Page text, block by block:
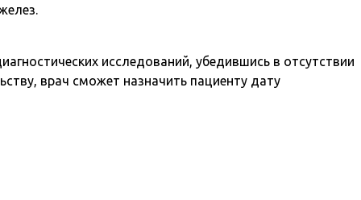
исследований, убедившись в отсутствии
врач сможет назначить пациенту дату